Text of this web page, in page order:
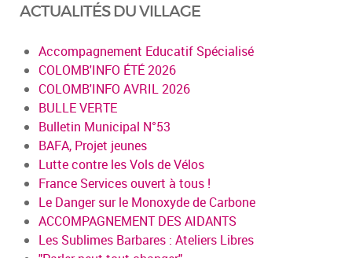
ACTUALITÉS DU VILLAGE
Accompagnement Educatif Spécialisé
COLOMB'INFO ÉTÉ 2026
COLOMB'INFO AVRIL 2026
BULLE VERTE
Bulletin Municipal N°53
BAFA, Projet jeunes
Lutte contre les Vols de Vélos
France Services ouvert à tous !
Le Danger sur le Monoxyde de Carbone
ACCOMPAGNEMENT DES AIDANTS
Les Sublimes Barbares : Ateliers Libres